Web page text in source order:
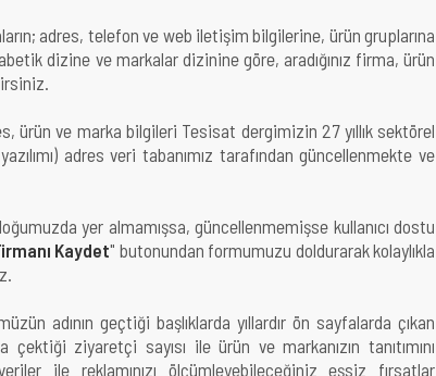
adres, telefon ve web iletişim bilgilerine, ürün gruplarına
dizine ve markalar dizinine göre, aradığınız firma, ürün
ürün ve marka bilgileri Tesisat dergimizin 27 yıllık sektörel
adres veri tabanımız tarafından güncellenmekte ve
yer almamışsa, güncellenmemişse kullanıcı dostu
Kaydet" butonundan formumuzu doldurarak kolaylıkla
adının geçtiği başlıklarda yıllardır ön sayfalarda çıkan
çektiği ziyaretçi sayısı ile ürün ve markanızın tanıtımını
ile reklamınızı ölçümleyebileceğiniz eşsiz fırsatlar